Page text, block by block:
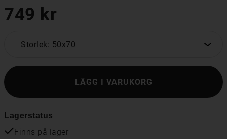
749 kr
Storlek: 50x70
LÄGG I VARUKORG
Lagerstatus
Finns på lager